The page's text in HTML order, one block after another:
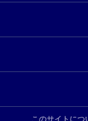
このサイトにつ